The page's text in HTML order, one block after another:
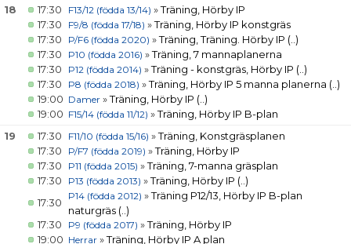
18
17:30 F13/12 (födda 13/14) »Träning, Hörby IP
17:30
F9/8 (födda 17/18) »Träning, Hörby IP konstgräs
17:30
P/F6 (födda 2020) »Träning, Träning. Hörby IP (..)
17:30
P10 (födda 2016) »Träning, 7 mannaplanerna
17:30
P12 (födda 2014) »Träning - konstgräs, Hörby IP (..)
17:30
P8 (födda 2018) »Träning, Hörby IP 5 manna planerna (..)
19:00 Damer »Träning, Hörby IP (..)
19:00 F15/14 (födda 11/12) »Träning, Hörby IP B-plan
19
17:30 F11/10 (födda 15/16) »Träning, Konstgräsplanen
17:30
P/F7 (födda 2019) »Träning, Hörby IP
17:30
P11 (födda 2015) »Träning, 7-manna gräsplan
17:30
P13 (födda 2013) »Träning, Hörby IP (..)
17:30
P14 (födda 2012) »Träning P12/13, Hörby IP B-plan
naturgräs (..)
17:30
P9 (födda 2017) »Träning, Hörby IP
19:00 Herrar »Träning, Hörby IP A plan